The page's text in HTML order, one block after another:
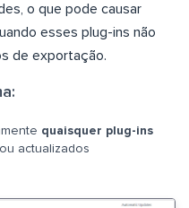
o que pode causar
esses plug-ins não
de exportação.
quaisquer plug-ins
actualizados